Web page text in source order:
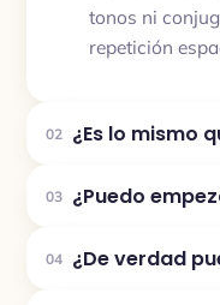
tonos ni
repetición
02 ¿Es lo mismo
03 ¿Puedo
04 ¿De verdad